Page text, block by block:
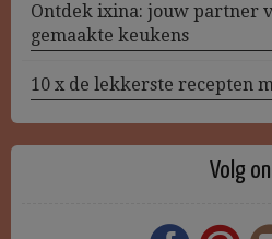
Ontdek ixina: jouw partner
gemaakte keukens
10 x de lekkerste recepten
Volg